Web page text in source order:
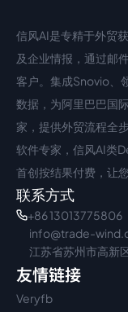
中文入口
信风AI是专精于外贸
及企业情报，通过邮
客户。集成Snovio、
数据，为阿里巴巴国
家，提供外贸流程全
软件专家，信风AI类
首创按结果付费，让
联系方式
+86 13013775806
info@trade-
江苏省苏州市高新
友情链接
Veryfb